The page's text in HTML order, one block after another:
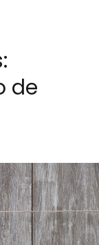
de